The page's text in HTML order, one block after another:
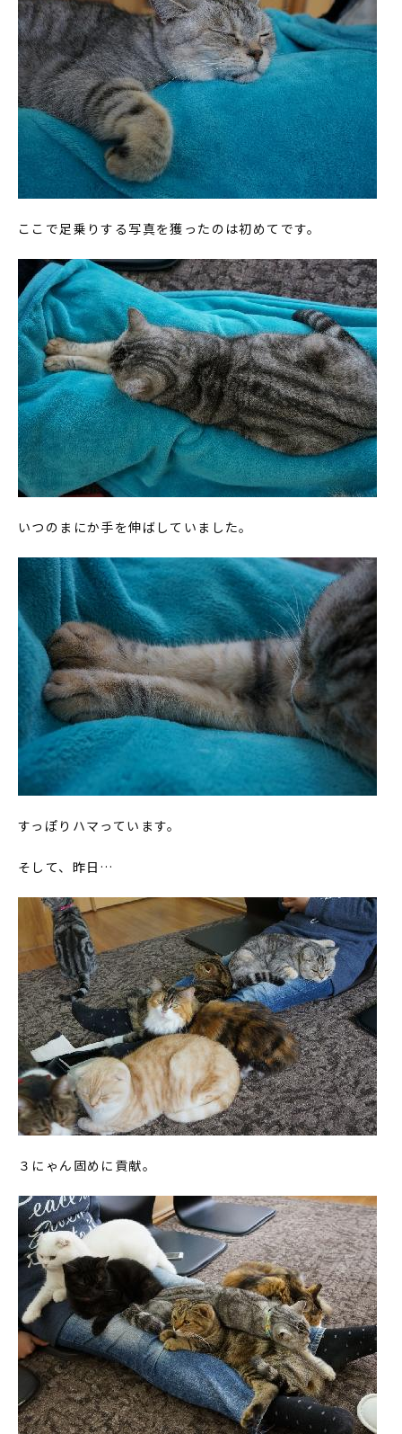
ここで足乗りする写真を獲ったのは初めてです。
いつのまにか手を伸ばしていました。
すっぽりハマっています。
そして、昨日…
３にゃん固めに貢献。